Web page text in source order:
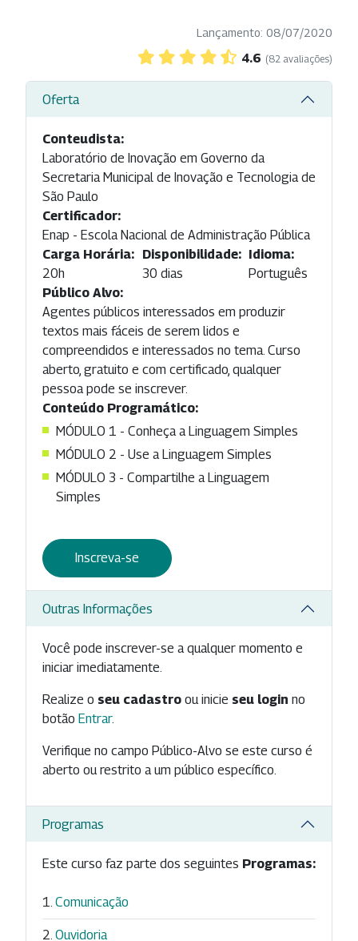
Lançamento: 08/07/2020
4.6 (82 avaliações)
Oferta
Conteudista:
Laboratório de Inovação em Governo da
Secretaria Municipal de Inovação e Tecnologia de
São Paulo
Certificador:
Enap - Escola Nacional de Administração Pública
Carga Horária:
20h
Disponibilidade:
30 dias
Idioma:
Português
Público Alvo:
Agentes públicos interessados em produzir
textos mais fáceis de serem lidos e
compreendidos e interessados no tema. Curso
aberto, gratuito e com certificado, qualquer
pessoa pode se inscrever.
Conteúdo Programático:
MÓDULO 1 - Conheça a Linguagem Simples
MÓDULO 2 - Use a Linguagem Simples
MÓDULO 3 - Compartilhe a Linguagem
Simples
Inscreva-se
Outras Informações
Você pode inscrever-se a qualquer momento e
iniciar imediatamente.
Realize o seu cadastro ou inicie seu login no
botão Entrar.
Verifique no campo Público-Alvo se este curso é
aberto ou restrito a um público específico.
Programas
Este curso faz parte dos seguintes Programas:
Comunicação
Ouvidoria